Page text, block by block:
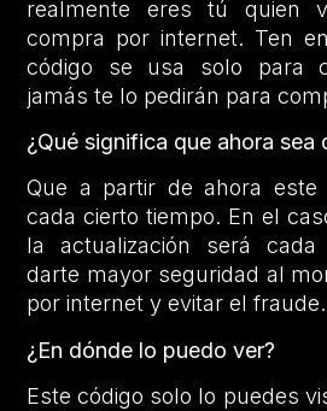
realmente eres tú quien
compra por internet. Ten
código se usa solo para
jamás te lo pedirán para
¿Qué significa que ahora sea
Que a partir de ahora este
cada cierto tiempo. En el
la actualización será
darte mayor seguridad al
por internet y evitar el fraude.
¿En dónde lo puedo ver?
Este código solo lo puedes